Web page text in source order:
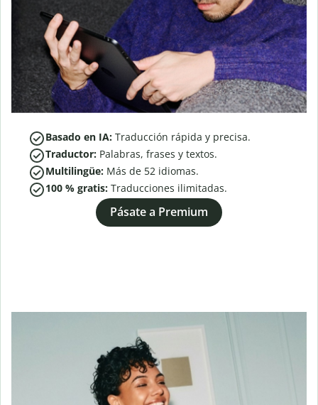
Basado en IA: Traducción rápida y precisa.
Traductor: Palabras, frases y textos.
Multilingüe: Más de 52 idiomas.
100 % gratis: Traducciones ilimitadas.
Pásate a Premium